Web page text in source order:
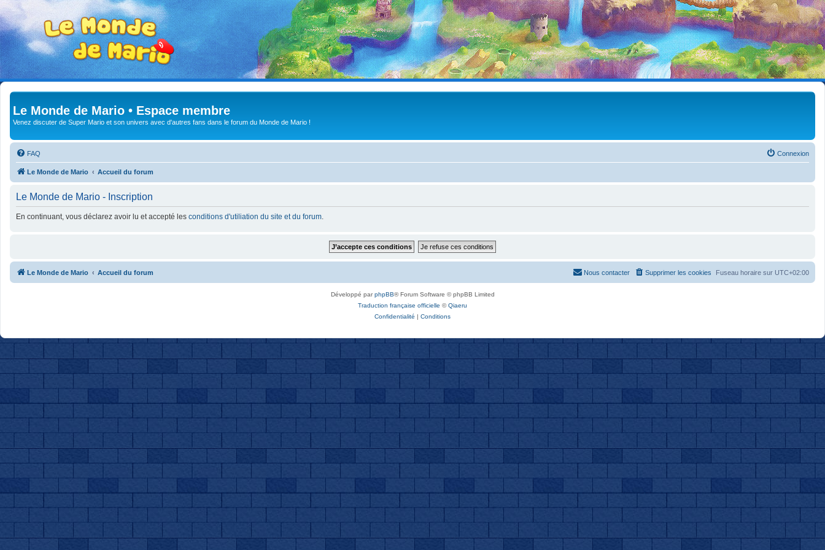
Le Monde de Mario • Espace membre
Venez discuter de Super Mario et son univers avec d'autres fans dans le forum du Monde de Mario !
FAQ Connexion
Le Monde de Mario Accueil du forum
Le Monde de Mario - Inscription
En continuant, vous déclarez avoir lu et accepté les conditions d'utiliation du site et du forum
Le Monde de Mario Accueil du forum Fuseau horaire sur UTC+02:00
Supprimer les cookies
Nous contacter
Développé parphpBB® Forum Software © phpBB Limited
Traduction française officielle ©Qiaeru
Confidentialité | Conditions